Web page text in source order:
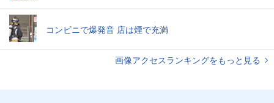
コンビニで爆発音 店は煙で充満
画像アクセスランキングをもっと見る